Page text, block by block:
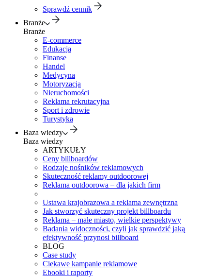
Sprawdź cennik
Branże
Branże
E-commerce
Edukacja
Finanse
Handel
Medycyna
Motoryzacja
Nieruchomości
Reklama rekrutacyjna
Sport i zdrowie
Turystyka
Baza wiedzy
Baza wiedzy
ARTYKUŁY
Ceny billboardów
Rodzaje nośników reklamowych
Skuteczność reklamy outdoorowej
Reklama outdoorowa – dla jakich firm
Ustawa krajobrazowa a reklama zewnętrzna
Jak stworzyć skuteczny projekt billboardu
Reklama – małe miasto, wielkie perspektywy
Badania widoczności, czyli jak sprawdzić jaką
efektywność przynosi billboard
BLOG
Case study
Ciekawe kampanie reklamowe
Ebooki i raporty